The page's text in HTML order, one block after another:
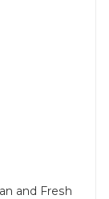
and Fresh